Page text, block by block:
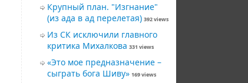
Крупный план. "Изгнание"
(из ада в ад перелетая) 392 views
Из СК исключили главного
критика Михалкова 331 views
«Это мое предназначение –
сыграть бога Шиву» 169 views